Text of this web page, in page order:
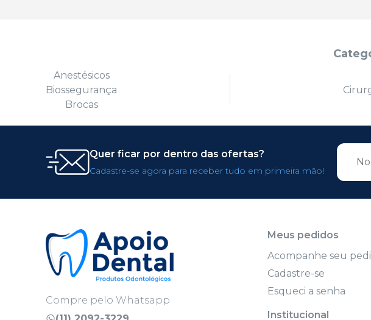
Anestésicos
Biossegurança
Brocas
Quer ficar por dentro das ofertas?
Cadastre-se agora para receber tudo em primeira mão!
Compre pelo Whatsapp
Meus pedidos
Acompanhe seu
Cadastre-se
Esqueci a senha
Institucional